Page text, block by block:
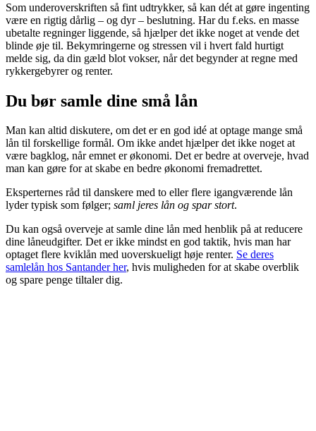
Som underoverskriften så fint udtrykker, så kan dét at gøre ingenting
være en rigtig dårlig – og dyr – beslutning. Har du f.eks. en masse
ubetalte regninger liggende, så hjælper det ikke noget at vende det
blinde øje til. Bekymringerne og stressen vil i hvert fald hurtigt
melde sig, da din gæld blot vokser, når det begynder at regne med
rykkergebyrer og renter.
Du bør samle dine små lån
Man kan altid diskutere, om det er en god idé at optage mange små
lån til forskellige formål. Om ikke andet hjælper det ikke noget at
være bagklog, når emnet er økonomi. Det er bedre at overveje, hvad
man kan gøre for at skabe en bedre økonomi fremadrettet.
Eksperternes råd til danskere med to eller flere igangværende lån
lyder typisk som følger; saml jeres lån og spar stort.
Du kan også overveje at samle dine lån med henblik på at reducere
dine låneudgifter. Det er ikke mindst en god taktik, hvis man har
optaget flere kviklån med uoverskueligt høje renter. Se deres
samlelån hos Santander her, hvis muligheden for at skabe overblik
og spare penge tiltaler dig.